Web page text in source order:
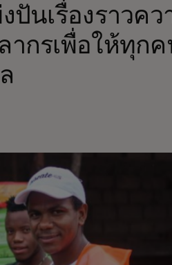
ปันเรื่องราวคว
ากรเพื่อให้ทุก